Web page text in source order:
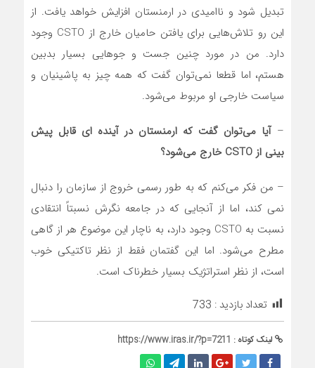
تبدیل شود و ناامیدی در ارمنستان افزایش خواهد یافت. از
این رو تلاش‌هایی برای یافتن حامیان خارج از CSTO وجود
دارد. من در مورد چنین جست و جوهایی بسیار بدبین
هستم، اما قطعا نمی‌توان گفت که همه چیز به پاشینیان و
سیاست خارجی او مربوط می‌شود.
– آیا می‌توان گفت که ارمنستان در آینده ای قابل پیش
بینی از
خارج می‌شود؟
– من فکر می‌کنم که به طور رسمی خروج از سازمان را دنبال
نمی کند، اما از آنجایی که در جامعه نگرش نسبتاً انتقادی
نسبت به CSTO وجود دارد، به ناچار این موضوع هر از گاهی
مطرح می‌شود. اما این گفتمان فقط از نظر تاکتیکی خوب
است، از نظر استراتژیک بسیار خطرناک است.
تعداد بازدید : 733
لینک کوتاه : https://www.iras.ir/?p=7211